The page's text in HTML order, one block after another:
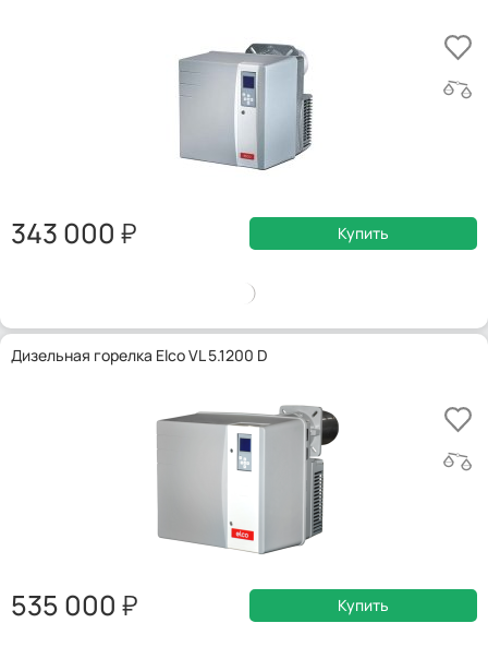
343 000 Купить
Дизельная горелка Elco VL 5.1200 D
535 000 Купить